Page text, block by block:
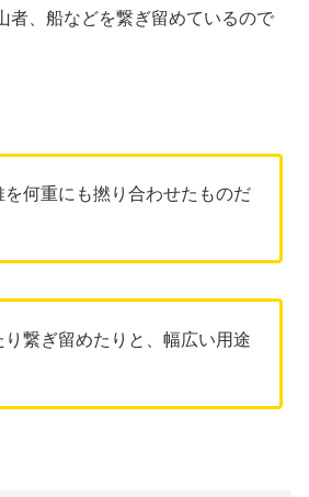
者、船などを繋ぎ留めているので
を何重にも撚り合わせたものだ
り繋ぎ留めたりと、幅広い用途